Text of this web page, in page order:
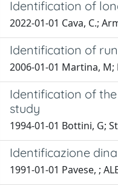
Identification of
2022-01-01 Cava, C.;
Identification of
2006-01-01 Martina, M;
Identification of
study
1994-01-01 Bottini, G;
Identificazione
1991-01-01 Pavese, ;